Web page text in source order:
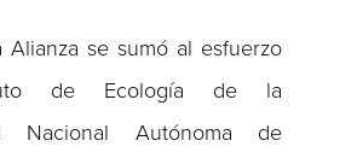
Alianza se sumó al esfuerzo
de Ecología de la
Nacional Autónoma de